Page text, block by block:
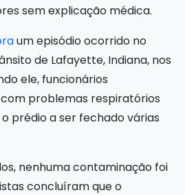
sem explicação médica.
um episódio ocorrido no
de Lafayette, Indiana, nos
ele, funcionários
problemas respiratórios
prédio a ser fechado várias
nenhuma contaminação foi
concluíram que o